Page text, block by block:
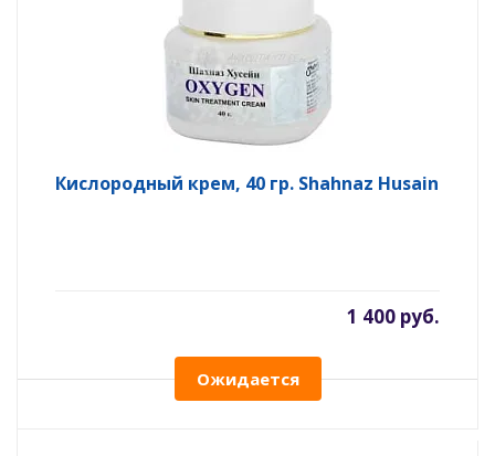
Кислородный крем, 40 гр. Shahnaz Husain
1 400 руб.
Ожидается